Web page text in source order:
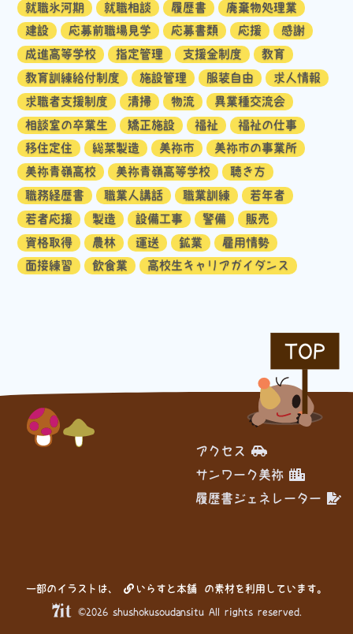
就職氷河期
就職相談 履歴書
廃棄物処理業
建設
応募前職場見学 応募書類 応援
感謝
成進高等学校
指定管理 支援金制度
教育
教育訓練給付制度
施設管理 服装自由
求人情報
求職者支援制度
清掃 物流
異業種交流会
相談室の卒業生
矯正施設 福祉
福祉の仕事
移住定住
総菜製造 美祢市
美祢市の事業所
美祢青嶺高校
美祢青嶺高等学校
聴き方
職務経歴書
職業人講話 職業訓練
若年者
若者応援
製造 設備工事 警備
販売
資格取得
農林 運送 鉱業
雇用情勢
面接練習
飲食業 高校生キャリアガイダンス
TOP
アクセス
サンワーク美祢
履歴書ジェネレーター
一部のイラストは、 いらすと本舗 の素材を利用しています。
©2026 shushokusoudansitu All rights reserved.